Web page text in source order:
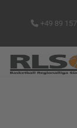
+49 89